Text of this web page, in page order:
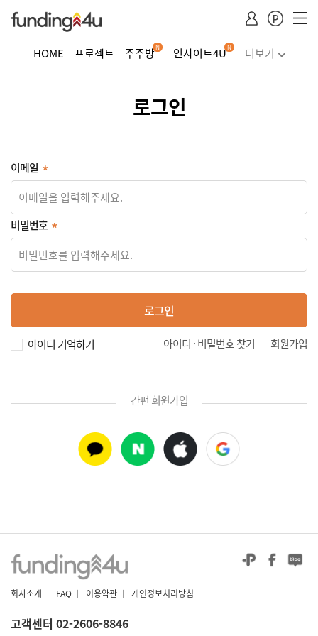
HOME 프로젝트 주주방N 인사이트4UN
더보기
로그인
이메일
비밀번호
로그인
아이디 기억하기 회원가입
|
아이디 · 비밀번호 찾기
간편 회원가입
회사소개 | FAQ | 이용약관 | 개인정보처리방침
고객센터 02-2606-8846